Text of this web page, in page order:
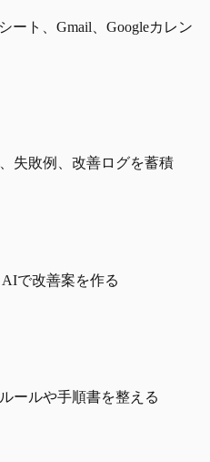
ート、Gmail、Googleカレン
失敗例、改善ログを蓄積
で改善案を作る
ールや手順書を整える